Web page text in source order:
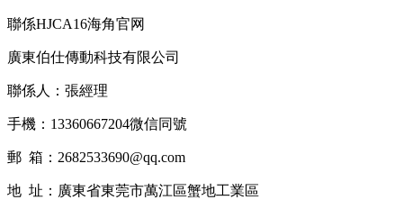
聯係HJCA16海角官网
廣東伯仕傳動科技有限公司
聯係人：張經理
手機：13360667204微信同號
郵 箱：2682533690@qq.com
地 址：廣東省東莞市萬江區蟹地工業區